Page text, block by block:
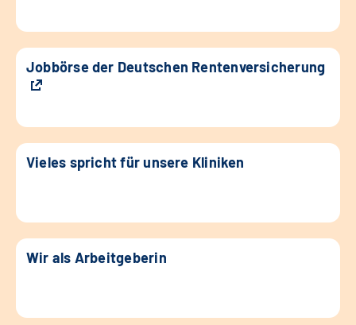
Jobbörse der Deutschen Rentenversicherung
Vieles spricht für unsere Kliniken
Wir als Arbeitgeberin